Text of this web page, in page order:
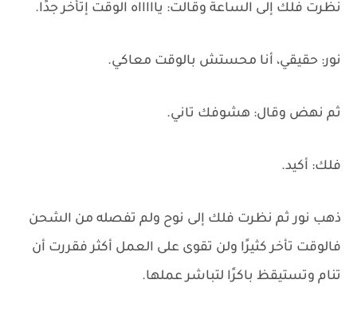
نظرت فلك إلى الساعة وقالت: ياااااه الوقت إتأخر جدًا.
نور: حقيقي، أنا محستش بالوقت معاكي.
ثم نهض وقال: هشوفك تاني.
فلك: أكيد.
ذهب نور ثم نظرت فلك إلى نوح ولم تفصله من الشحن
فالوقت تأخر كثيرًا ولن تقوى على العمل أكثر فقررت أن
تنام وتستيقظ باكرًا لتباشر عملها.